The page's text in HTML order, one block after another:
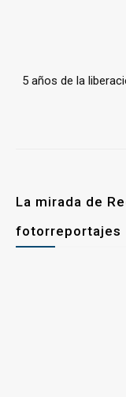
5 años de la
La mirada de
fotorreportajes